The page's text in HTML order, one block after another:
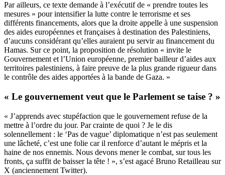
Par ailleurs, ce texte demande à l’exécutif de « prendre toutes les
mesures » pour intensifier la lutte contre le terrorisme et ses
différents financements, alors que la droite appelle à une suspension
des aides européennes et françaises à destination des Palestiniens,
d’aucuns considérant qu’elles auraient pu servir au financement du
Hamas. Sur ce point, la proposition de résolution « invite le
Gouvernement et l’Union européenne, premier bailleur d’aides aux
territoires palestiniens, à faire preuve de la plus grande rigueur dans
le contrôle des aides apportées à la bande de Gaza. »
« Le gouvernement veut que le Parlement se taise ? »
« J’apprends avec stupéfaction que le gouvernement refuse de la
mettre à l’ordre du jour. Par crainte de quoi ? Je le dis
solennellement : le ‘Pas de vague’ diplomatique n’est pas seulement
une lâcheté, c’est une folie car il renforce d’autant le mépris et la
haine de nos ennemis. Nous devons mener le combat, sur tous les
fronts, ça suffit de baisser la tête ! », s’est agacé Bruno Retailleau sur
X (anciennement Twitter).